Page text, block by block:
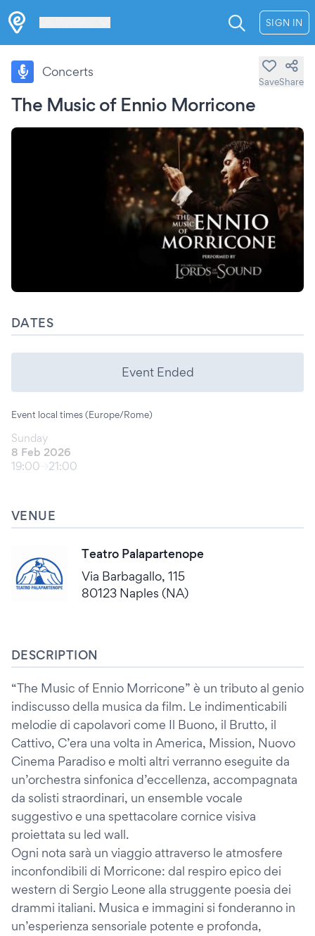
SIGN IN
The Music of Ennio Morricone
Concerts
SaveShare
DATES
Event Ended
Event local times (Europe/Rome)
Sunday
8 Feb 2026
19:00
21:00
VENUE
Teatro Palapartenope
Via Barbagallo, 115
80123 Naples (NA)
DESCRIPTION
“The Music of Ennio Morricone” è un tributo al genio
indiscusso della musica da film. Le indimenticabili
melodie di capolavori come Il Buono, il Brutto, il
Cattivo, C’era una volta in America, Mission, Nuovo
Cinema Paradiso e molti altri verranno eseguite da
un’orchestra sinfonica d’eccellenza, accompagnata
da solisti straordinari, un ensemble vocale
suggestivo e una spettacolare cornice visiva
proiettata su led wall.
Ogni nota sarà un viaggio attraverso le atmosfere
inconfondibili di Morricone: dal respiro epico dei
western di Sergio Leone alla struggente poesia dei
drammi italiani. Musica e immagini si fonderanno in
un’esperienza sensoriale potente e profonda,